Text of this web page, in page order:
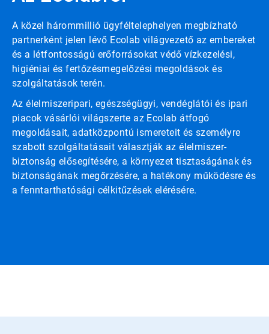
A közel hárommillió ügyféltelephelyen megbízható
partnerként jelen lévő Ecolab világvezető az embereket
és a létfontosságú erőforrásokat védő vízkezelési,
higiéniai és fertőzésmegelőzési megoldások és
szolgáltatások terén.
Az élelmiszeripari, egészségügyi, vendéglátói és ipari
piacok vásárlói világszerte az Ecolab átfogó
megoldásait, adatközpontú ismereteit és személyre
szabott szolgáltatásait választják az élelmiszer-
biztonság elősegítésére, a környezet tisztaságának és
biztonságának megőrzésére, a hatékony működésre és
a fenntarthatósági célkitűzések elérésére.